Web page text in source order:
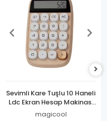
Sevimli Kare Tuşlu 10 Haneli
Ldc Ekran Hesap Makinası
Kahverengı
magicool